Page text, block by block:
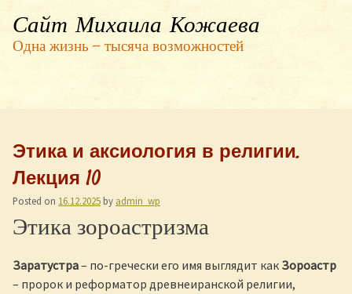
Сайт Михаила Кожаева
Одна жизнь — тысяча возможностей
Этика и аксиология в религии.
Лекция 10
Posted on 16.12.2025 by admin_wp
Этика зороастризма
Заратустра– по-гречески его имя выглядит как Зороастр
– пророк и реформатор древнеиранской религии,